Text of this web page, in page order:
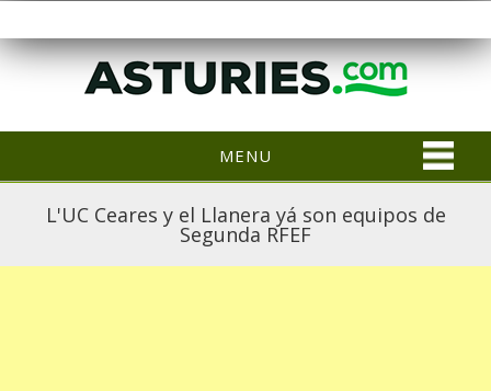
MENU
L'UC Ceares y el Llanera yá son equipos de
Segunda RFEF